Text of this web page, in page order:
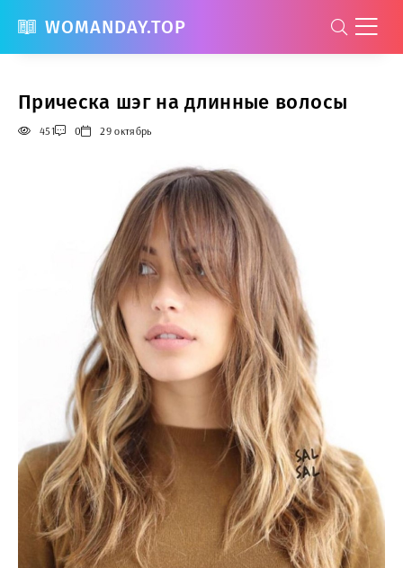
WOMANDAY.TOP
Прическа шэг на длинные волосы
451 0 29 октябрь